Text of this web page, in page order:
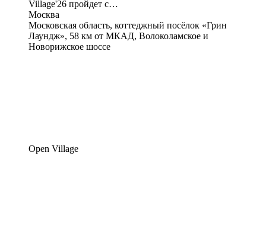
Village'26 пройдет с…
Москва
Московская область, коттеджный посёлок «Грин
Лаундж», 58 км от МКАД, Волоколамское и
Новорижское шоссе
Open Village